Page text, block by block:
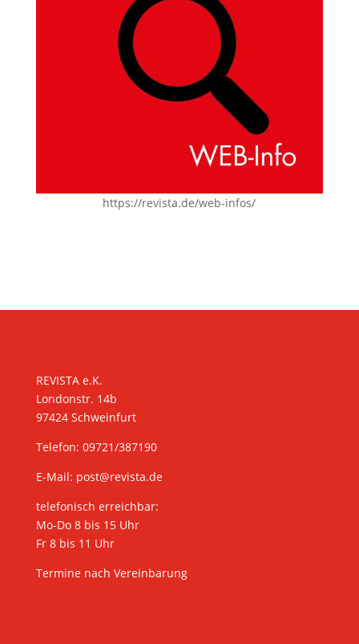
https://revista.de/web-infos/
REVISTA e.K.
Londonstr. 14b
97424 Schweinfurt
Telefon: 09721/387190
E-Mail: post@revista.de
telefonisch erreichbar:
Mo-Do 8 bis 15 Uhr
Fr 8 bis 11 Uhr
Termine nach Vereinbarung